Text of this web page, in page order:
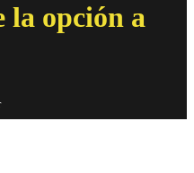
la opción a